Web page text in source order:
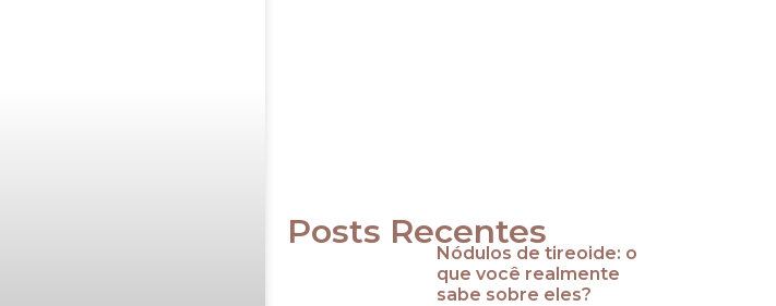
Posts Recentes
Nódulos de tireoide: o
que você realmente
sabe sobre eles?